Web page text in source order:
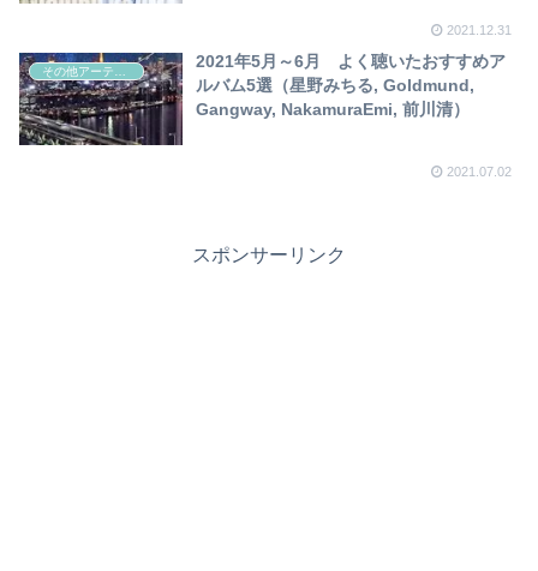
2021.12.31
2021年5月～6月 よく聴いたおすすめア
ルバム5選（星野みちる, Goldmund,
Gangway, NakamuraEmi, 前川清）
2021.07.02
スポンサーリンク